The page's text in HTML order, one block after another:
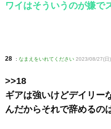
ワイはそういうのが嫌で
28 : なまえをいれてください 2023/08/27(日
>>18
ギアは強いけどデイリー
んだからそれで辞めるの